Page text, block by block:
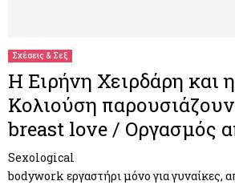
Σχέσεις & Σεξ
H Eιρήνη Χειρδάρη και
Κολιούση
breast love / Oργασμός
Sexological
bodywork εργαστήρι μόνο για γυναίκες,